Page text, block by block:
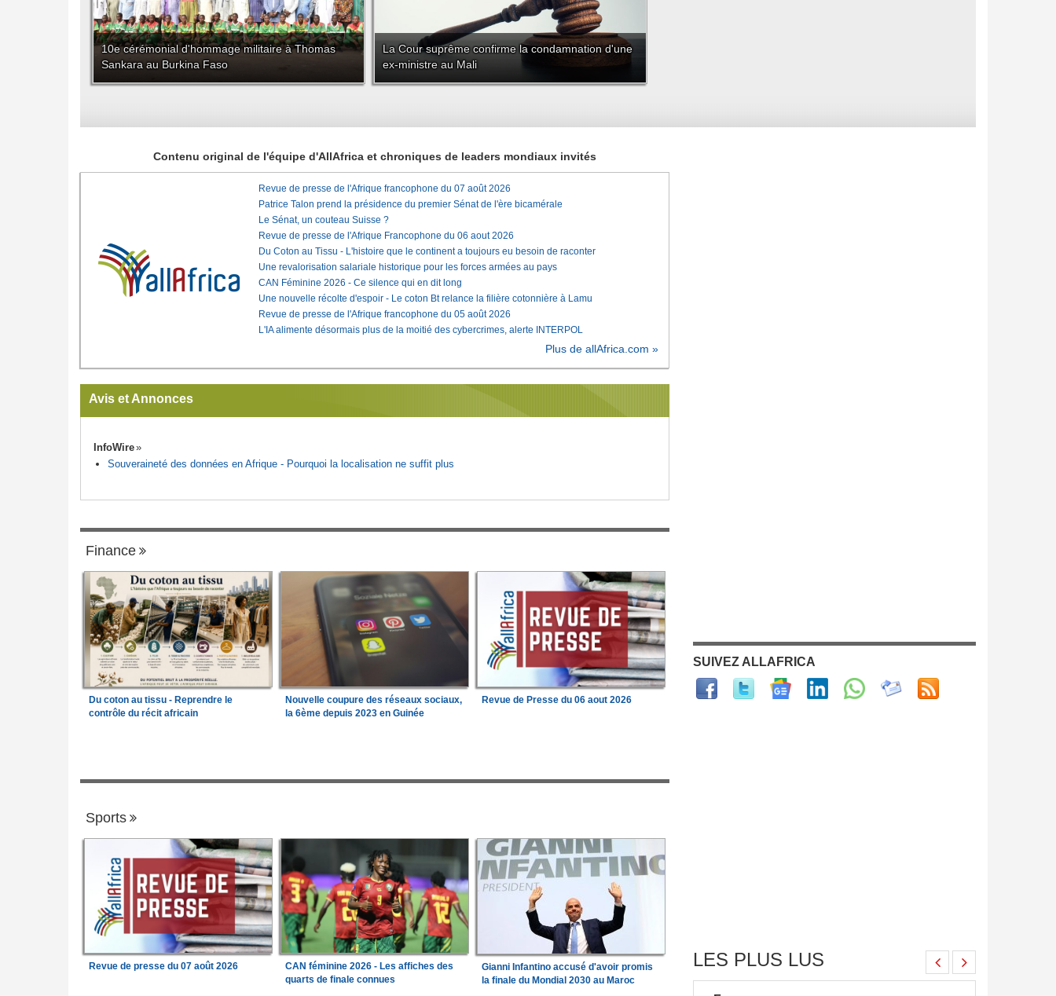
10e cérémonial d'hommage militaire à Thomas
Sankara au Burkina Faso
La Cour suprême confirme la condamnation d'une
ex-ministre au Mali
Contenu original de l'équipe d'AllAfrica et chroniques de leaders mondiaux invités
Revue de presse de l'Afrique francophone du 07 août 2026
Patrice Talon prend la présidence du premier Sénat de l'ère bicamérale
Le Sénat, un couteau Suisse ?
Revue de presse de l'Afrique Francophone du 06 aout 2026
Du Coton au Tissu - L'histoire que le continent a toujours eu besoin de raconter
Une revalorisation salariale historique pour les forces armées au pays
CAN Féminine 2026 - Ce silence qui en dit long
Une nouvelle récolte d'espoir - Le coton Bt relance la filière cotonnière à Lamu
Revue de presse de l'Afrique francophone du 05 août 2026
L'IA alimente désormais plus de la moitié des cybercrimes, alerte INTERPOL
Plus de allAfrica.com »
Avis et Annonces
InfoWire
Souveraineté des données en Afrique - Pourquoi la localisation ne suffit plus
Finance
Du coton au tissu - Reprendre le
contrôle du récit africain
Nouvelle coupure des réseaux sociaux,
la 6ème depuis 2023 en Guinée
Revue de Presse du 06 aout 2026
Sports
Revue de presse du 07 août 2026
CAN féminine 2026 - Les affiches des
quarts de finale connues
Gianni Infantino accusé d'avoir promis
la finale du Mondial 2030 au Maroc
SUIVEZ ALLAFRICA
LES PLUS LUS